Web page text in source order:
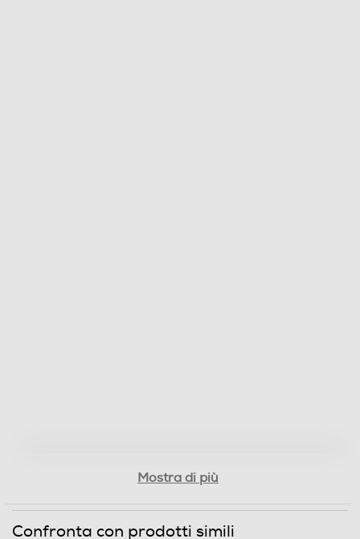
Mostra di più
Confronta con prodotti simili